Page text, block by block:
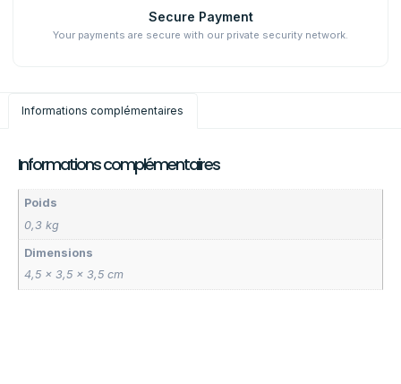
Secure Payment
Your payments are secure with our private security network.
Informations complémentaires
Informations complémentaires
Poids
0,3 kg
Dimensions
4,5 × 3,5 × 3,5 cm